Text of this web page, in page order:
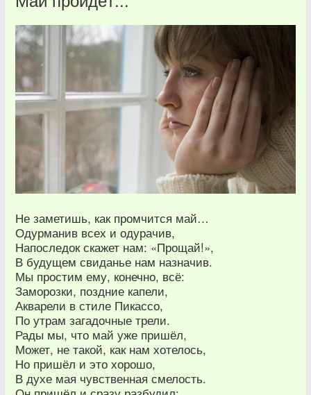
Не заметишь, как промчится май…
Одурманив всех и одурачив,
Напоследок скажет нам: «Прощай!»,
В будущем свиданье нам назначив.
Мы простим ему, конечно, всё:
Заморозки, поздние капели,
Акварели в стиле Пикассо,
По утрам загадочные трели.
Рады мы, что май уже пришёл,
Может, не такой, как нам хотелось,
Но пришёл и это хорошо,
В духе мая чувственная смелость.